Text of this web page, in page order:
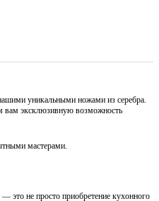
уникальными ножами из серебра.
вам эксклюзивную возможность
мастерами.
это не просто приобретение кухонного